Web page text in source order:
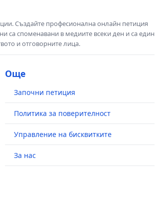
Създайте професионална онлайн петиция
са споменавани в медиите всеки ден и са един
и отговорните лица.
Още
Започни петиция
Политика за поверителност
Управление на бисквитките
За нас